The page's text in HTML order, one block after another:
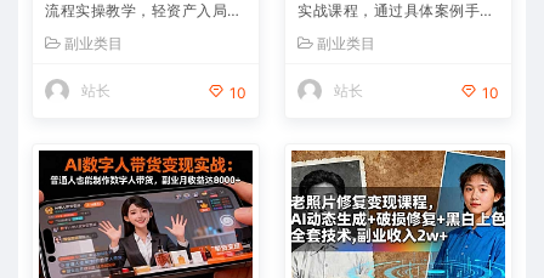
流程实操教学，轻资产入局赛
道，掌握账号起号与带货实操
方法
副业类目
站长 10
实战课程，通过具体案例手把
手教学调色技巧，实现副业变
现
副业类目
站长 10